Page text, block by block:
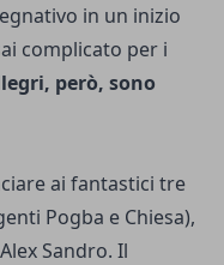
in un inizio
complicato per i
però, sono
ai fantastici tre
Pogba e Chiesa),
Sandro. Il